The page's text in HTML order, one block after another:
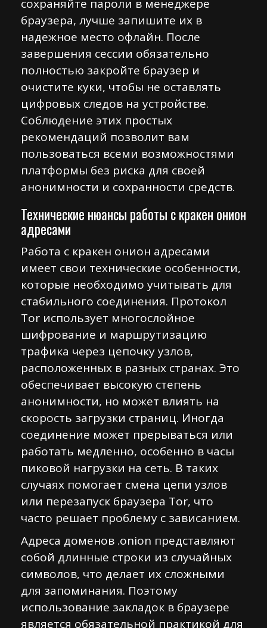
сохраняйте пароли в менеджере
браузера, лучше запишите их в
надежное место офлайн. После
завершения сессии обязательно
полностью закройте браузер и
очистите куки, чтобы не оставлять
цифровых следов на устройстве.
Соблюдение этих простых
рекомендаций позволит вам
пользоваться всеми возможностями
платформы без риска для своей
анонимности и сохранности средств.
Технические нюансы работы с кракен онион
адресами
Работа с кракен онион адресами
имеет свои технические особенности,
которые необходимо учитывать для
стабильного соединения. Протокол
Tor использует многослойное
шифрование и маршрутизацию
трафика через цепочку узлов,
расположенных в разных странах. Это
обеспечивает высокую степень
анонимности, но может влиять на
скорость загрузки страниц. Иногда
соединение может прерываться или
работать медленно, особенно в часы
пиковой нагрузки на сеть. В таких
случаях помогает смена цепи узлов
или перезапуск браузера Tor, что
часто решает проблему с зависанием.
Адреса доменов .onion представляют
собой длинные строки из случайных
символов, что делает их сложными
для запоминания. Поэтому
использование закладок в браузере
является обязательной практикой для